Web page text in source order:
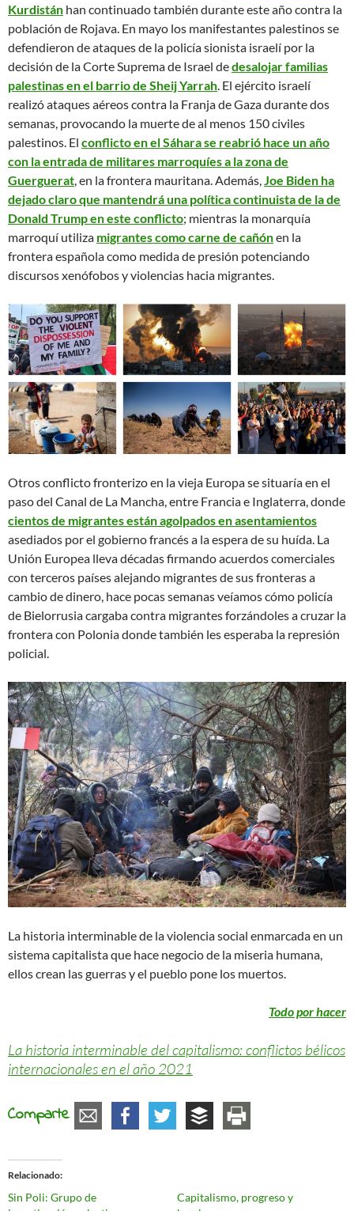
Kurdistán han continuado también durante este año contra la
población de Rojava. En mayo los manifestantes palestinos se
defendieron de ataques de la policía sionista israelí por la
decisión de la Corte Suprema de Israel dedesalojar familias
palestinas en el barrio de Sheij Yarrah . El ejército israelí
realizó ataques aéreos contra la Franja de Gaza durante dos
semanas, provocando la muerte de al menos 150 civiles
palestinos. El conflicto en el Sáhara se reabrió hace un año
con la entrada de militares marroquíes a la zona de
Guerguerat , en la frontera mauritana. Además, Joe Biden ha
dejado claro que mantendrá una política continuista de la de
Donald Trump en este conflicto; mientras la monarquía
marroquí utiliza migrantes como carne de cañónen la
frontera española como medida de presión potenciando
discursos xenófobos y violencias hacia migrantes.
Otros conflicto fronterizo en la vieja Europa se situaría en el
paso del Canal de La Mancha, entre Francia e Inglaterra, donde
cientos de migrantes están agolpados en asentamientos
asediados por el gobierno francés a la espera de su huída. La
Unión Europea lleva décadas firmando acuerdos comerciales
con terceros países alejando migrantes de sus fronteras a
cambio de dinero, hace pocas semanas veíamos cómo policía
de Bielorrusia cargaba contra migrantes forzándoles a cruzar la
frontera con Polonia donde también les esperaba la represión
policial.
La historia interminable de la violencia social enmarcada en un
sistema capitalista que hace negocio de la miseria humana,
ellos crean las guerras y el pueblo pone los muertos.
Todo por hacer
La historia interminable del capitalismo: conflictos bélicos
internacionales en el año 2021
Comparte
Relacionado
Sin Poli: Grupo de
Capitalismo, progreso y